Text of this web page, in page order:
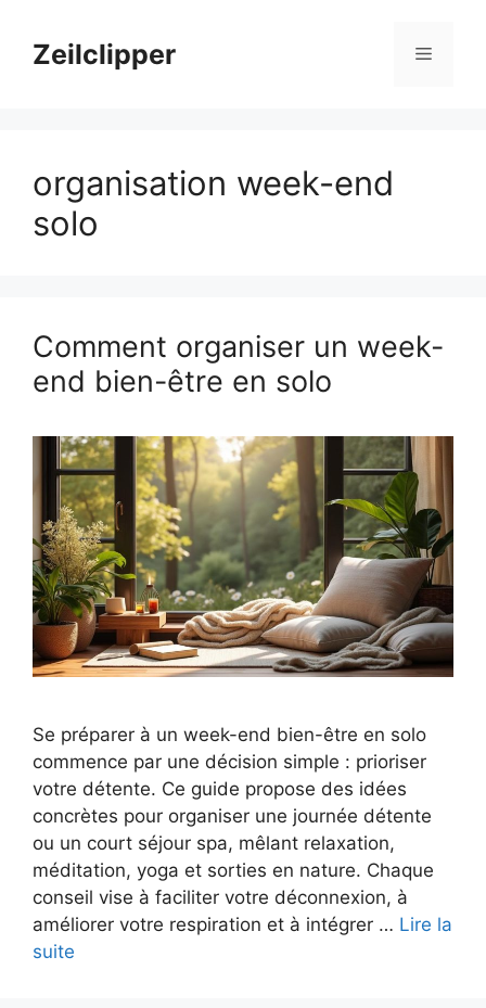
contenuZeilclipper Menu
organisation week-end
solo
Comment organiser un week-
end bien-être en solo
Se préparer à un week-end bien-être en solo
commence par une décision simple : prioriser
votre détente. Ce guide propose des idées
concrètes pour organiser une journée détente
ou un court séjour spa, mêlant relaxation,
méditation, yoga et sorties en nature. Chaque
conseil vise à faciliter votre déconnexion, à
améliorer votre respiration et à intégrer … Lire la
suite